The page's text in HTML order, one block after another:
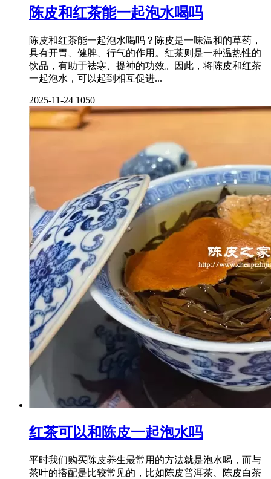
陈皮和红茶能一起泡水喝吗
陈皮和红茶能一起泡水喝吗？陈皮是一味温和的草药，
具有开胃、健脾、行气的作用。红茶则是一种温热性的
饮品，有助于祛寒、提神的功效。因此，将陈皮和红茶
一起泡水，可以起到相互促进...
2025-11-24 1050
红茶可以和陈皮一起泡水吗
平时我们购买陈皮养生最常用的方法就是泡水喝，而与
茶叶的搭配是比较常见的，比如陈皮普洱茶、陈皮白茶